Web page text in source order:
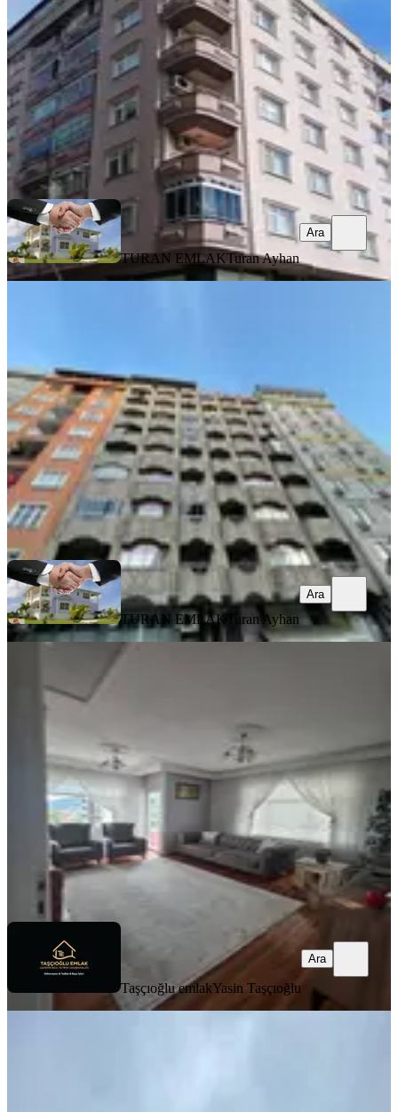
3+1· 160 m²·3. Kat· 01.08.2026
6.500.000 ₺
TURAN EMLAK Turan Ayhan
Ara
TURAN EMLAKTuran Ayhan
Ara
3+1·140 m²·4. Kat·01.08.2026
4.850.000 ₺
TURAN EMLAKTuran Ayhan
TURAN EMLAK Turan Ayhan
Ara
Taşçioğlu Emlaktan Satılık Uygun
Merkez, Tophane Mahallesi
3+1 · 6. Kat·01.08.2026
3.750.000 ₺
Taşçıoğlu emlakYasin Taşçıoğlu
Taşçıoğlu emlakYasin Taşçıoğlu
Ara